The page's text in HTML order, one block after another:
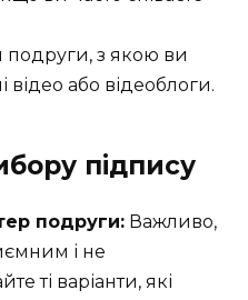
подруги, з якою ви
або відеоблоги.
підпису
подруги: Важливо,
і не
ті варіанти, які